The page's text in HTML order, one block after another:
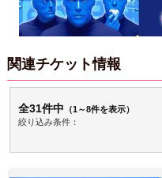
関連チケット情報
全31件中 （1～8件を表示）
絞り込み条件：